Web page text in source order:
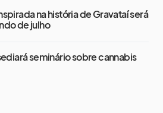
na história de Gravataí será
de julho
seminário sobre cannabis